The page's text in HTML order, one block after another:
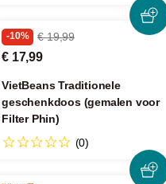
-10% € 19,99
€ 17,99
VietBeans Traditionele
geschenkdoos (gemalen voor
Filter Phin)
(0)